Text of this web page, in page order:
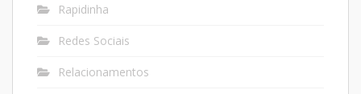
Rapidinha
Redes Sociais
Relacionamentos